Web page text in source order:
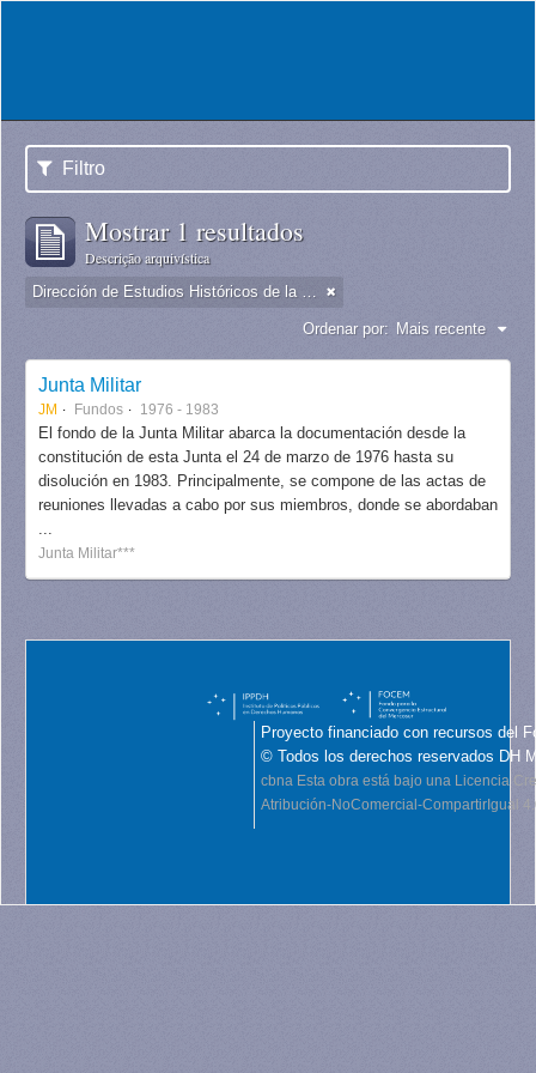
Filtro
Mostrar 1 resultados
Descrição arquivística
Dirección de Estudios Históricos de la Fuerza Aérea
Ordenar por: Mais recente
Junta Militar
JM Fundos 1976 - 1983
El fondo de la Junta Militar abarca la documentación desde la
constitución de esta Junta el 24 de marzo de 1976 hasta su
disolución en 1983. Principalmente, se compone de las actas de
reuniones llevadas a cabo por sus miembros, donde se abordaban
...
Junta Militar***
Proyecto financiado con recursos del
© Todos los derechos reservados DH
cbna Esta obra está bajo una Licencia
Atribución-NoComercial-CompartirIgual